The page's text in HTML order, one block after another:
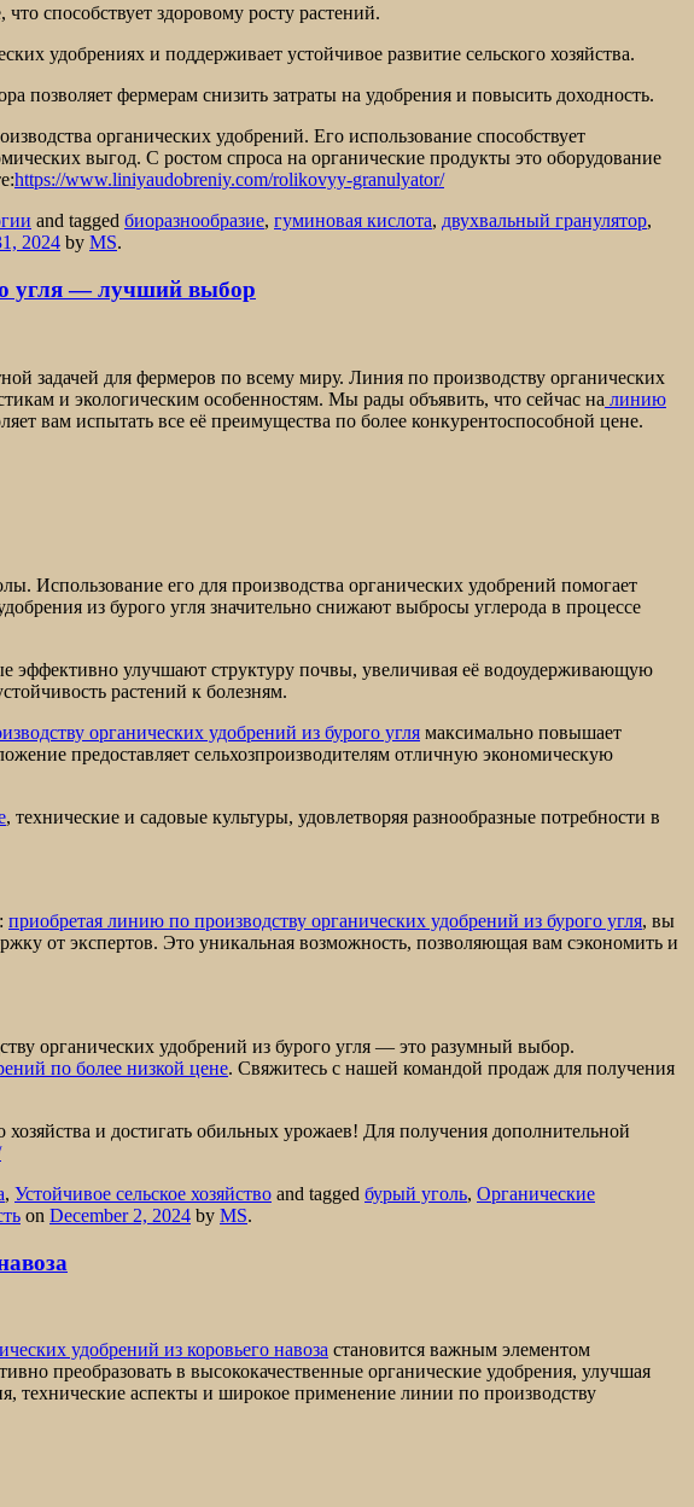
способствует здоровому росту растений.
удобрениях и поддерживает устойчивое развитие сельского хозяйства.
позволяет фермерам снизить затраты на удобрения и повысить доходность.
органических удобрений. Его использование способствует
выгод. С ростом спроса на органические продукты это оборудование
https://www.liniyaudobreniy.com/rolikovyy-granulyator/
and tagged биоразнообразие, гуминовая кислота, двухвальный гранулятор,
2024 by MS.
угля — лучший выбор
задачей для фермеров по всему миру. Линия по производству органических
и экологическим особенностям. Мы рады объявить, что сейчас на линию
вам испытать все её преимущества по более конкурентоспособной цене.
Использование его для производства органических удобрений помогает
из бурого угля значительно снижают выбросы углерода в процессе
эффективно улучшают структуру почвы, увеличивая её водоудерживающую
растений к болезням.
органических удобрений из бурого угля максимально повышает
предоставляет сельхозпроизводителям отличную экономическую
, технические и садовые культуры, удовлетворяя разнообразные потребности в
приобретая линию по производству органических удобрений из бурого угля, вы
от экспертов. Это уникальная возможность, позволяющая вам сэкономить и
органических удобрений из бурого угля — это разумный выбор.
по более низкой цене. Свяжитесь с нашей командой продаж для получения
и достигать обильных урожаев! Для получения дополнительной
, Устойчивое сельское хозяйство and tagged бурый уголь, Органические
on December 2, 2024 by MS.
удобрений из коровьего навоза становится важным элементом
преобразовать в высококачественные органические удобрения, улучшая
технические аспекты и широкое применение линии по производству